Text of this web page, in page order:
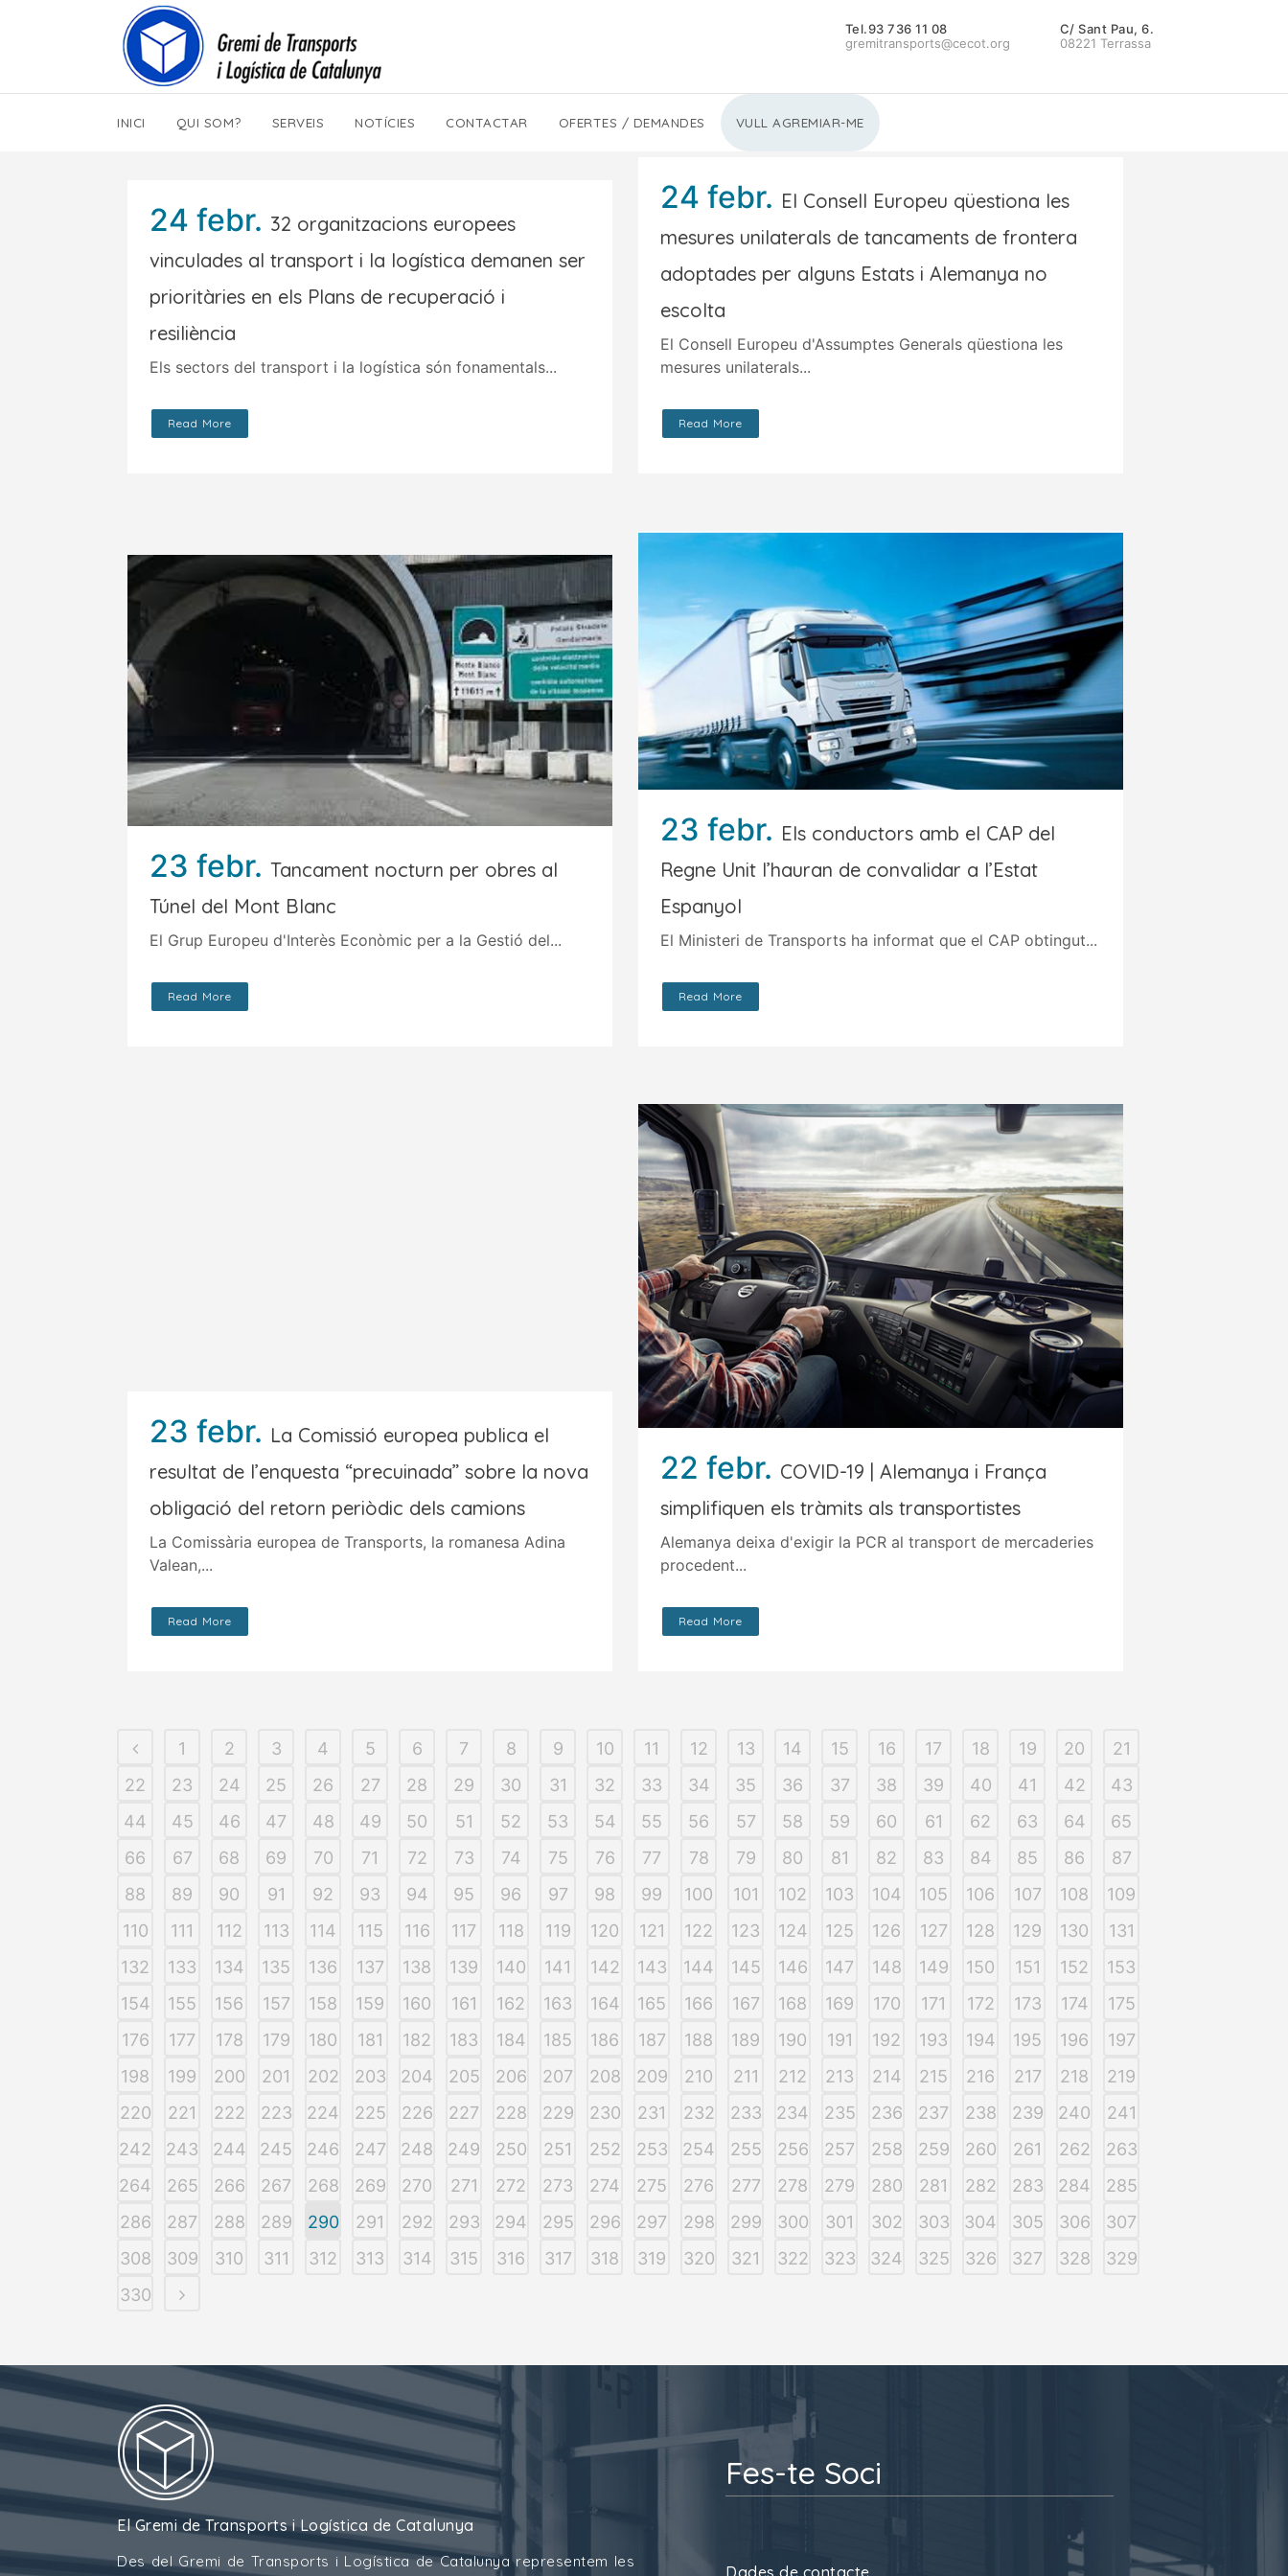
Tel.93 736 11 08
gremitransports@cecot.org
C/ Sant Pau, 6.
08221 Terrassa
INICI QUI SOM? SERVEIS NOTÍCIES CONTACTAR OFERTES / DEMANDES VULL AGREMIAR-ME
24 febr. 32 organitzacions europees
vinculades al transport i la logística demanen ser
prioritàries en els Plans de recuperació i
resiliència
Els sectors del transport i la logística són fonamentals...
Read More
24 febr. El Consell Europeu qüestiona les
mesures unilaterals de tancaments de frontera
adoptades per alguns Estats i Alemanya no
escolta
El Consell Europeu d'Assumptes Generals qüestiona les
mesures unilaterals...
Read More
23 febr. Tancament nocturn per obres al
Túnel del Mont Blanc
El Grup Europeu d'Interès Econòmic per a la Gestió del...
Read More
23 febr. Els conductors amb el CAP del
Regne Unit l’hauran de convalidar a l’Estat
Espanyol
El Ministeri de Transports ha informat que el CAP obtingut...
Read More
23 febr. La Comissió europea publica el
resultat de l’enquesta “precuinada” sobre la nova
obligació del retorn periòdic dels camions
La Comissària europea de Transports, la romanesa Adina
Valean,...
Read More
22 febr. COVID-19 | Alemanya i França
simplifiquen els tràmits als transportistes
Alemanya deixa d'exigir la PCR al transport de mercaderies
procedent...
Read More
1 2 3 4 5 6 7 8 9 10 11 12 13 14 15 16 17 18 19 20
21
22
23 24 25 26 27 28 29 30 31 32 33 34 35 36 37 38 39 40 41 42
43
44
45 46 47 48 49 50 51 52 53 54 55 56 57 58 59 60 61 62 63 64
65
66
67 68 69 70 71 72 73 74 75 76 77 78 79 80 81 82 83 84 85 86
87
88
89 90 91 92 93 94 95 96 97 98 99 100 101 102 103 104 105 106 107 108
109
110
111 112 113 114 115 116 117 118 119 120 121 122 123 124 125 126 127 128 129 130
131
132
133 134 135 136 137 138 139 140 141 142 143 144 145 146 147 148 149 150 151 152
153
154
155 156 157 158 159 160 161 162 163 164 165 166 167 168 169 170 171 172 173 174
175
176
177 178 179 180 181 182 183 184 185 186 187 188 189 190 191 192 193 194 195 196
197
198
199 200 201 202 203 204 205 206 207 208 209 210 211 212 213 214 215 216 217 218
219
220
221 222 223 224 225 226 227 228 229 230 231 232 233 234 235 236 237 238 239 240
241
242
243 244 245 246 247 248 249 250 251 252 253 254 255 256 257 258 259 260 261 262
263
264
265 266 267 268 269 270 271 272 273 274 275 276 277 278 279 280 281 282 283 284
285
286
287 288 289 290 291 292 293 294 295 296 297 298 299 300 301 302 303 304 305 306
307
308
309 310 311 312 313 314 315 316 317 318 319 320 321 322 323 324 325 326 327 328
329
330
El Gremi de Transports i Logística de Catalunya
Des del Gremi de Transports i Logística de Catalunya representem les
Fes-te Soci
Dades de contacte